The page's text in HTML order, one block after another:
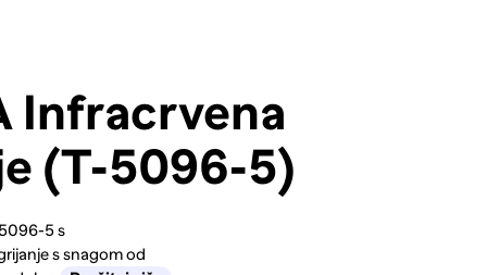
Infracrvena
(T-5096-5)
5 s
s snagom od